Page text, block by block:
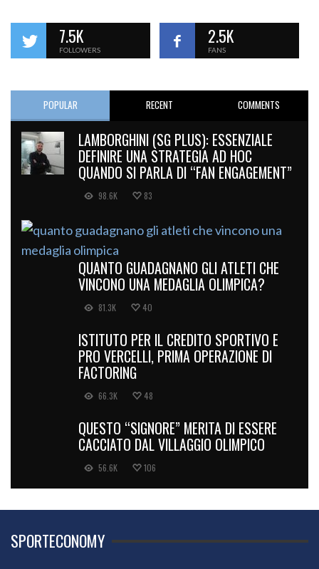
7.5K
FOLLOWERS
2.5K
FANS
POPULAR RECENT COMMENTS
LAMBORGHINI (SG PLUS): ESSENZIALE
DEFINIRE UNA STRATEGIA AD HOC
QUANDO SI PARLA DI “FAN ENGAGEMENT”
98.6K 83
QUANTO GUADAGNANO GLI ATLETI CHE
VINCONO UNA MEDAGLIA OLIMPICA?
81.3K 40
ISTITUTO PER IL CREDITO SPORTIVO E
PRO VERCELLI, PRIMA OPERAZIONE DI
FACTORING
66.3K 48
QUESTO “SIGNORE” MERITA DI ESSERE
CACCIATO DAL VILLAGGIO OLIMPICO
56.6K 106
SPORTECONOMY